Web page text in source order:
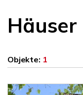
Häuser
Objekte: 1